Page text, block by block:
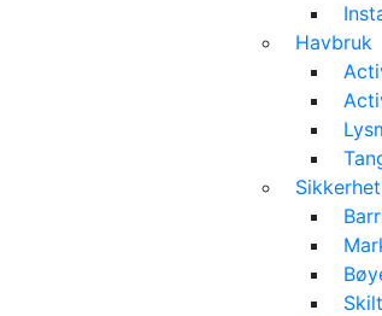
Havbruk